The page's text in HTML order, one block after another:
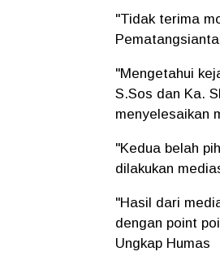
"Tidak terima
"Mengetahui
S.Sos dan Ka.
menyelesaikan
"Kedua belah
dilakukan
"Hasil dari
dengan point
Ungkap Humas